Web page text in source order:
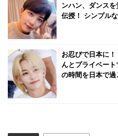
ンハン、ダンス
伝授！ シンプル
お忍びで日本に
んとプライベー
の時間を日本で